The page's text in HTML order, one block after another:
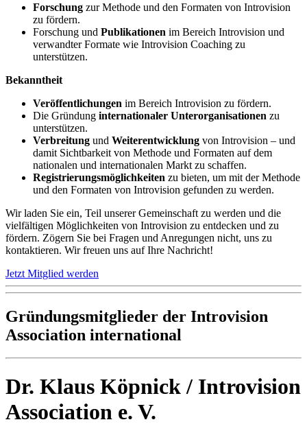
Forschung zur Methode und den Formaten von Introvision
zu fördern.
Forschung und Publikationen im Bereich Introvision und
verwandter Formate wie Introvision Coaching zu
unterstützen.
Bekanntheit
Veröffentlichungen im Bereich Introvision zu fördern.
Die Gründung internationaler Unterorganisationen zu
unterstützen.
Verbreitung und Weiterentwicklung von Introvision – und
damit Sichtbarkeit von Methode und Formaten auf dem
nationalen und internationalen Markt zu schaffen.
Registrierungsmöglichkeiten zu bieten, um mit der Methode
und den Formaten von Introvision gefunden zu werden.
Wir laden Sie ein, Teil unserer Gemeinschaft zu werden und die
vielfältigen Möglichkeiten von Introvision zu entdecken und zu
fördern. Zögern Sie bei Fragen und Anregungen nicht, uns zu
kontaktieren. Wir freuen uns auf Ihre Nachricht!
Jetzt Mitglied werden
Gründungsmitglieder der Introvision
Association international
Dr. Klaus Köpnick / Introvision
Association e. V.